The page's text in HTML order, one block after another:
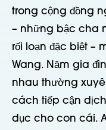
trong cộng đồng
– những bậc cha
rối loạn đặc biệt –
Wang. Năm gia
nhau thường
cách tiếp cận
dục cho con cái.